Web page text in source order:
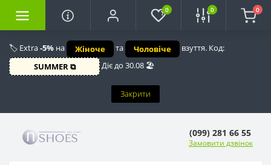
🏷️ Extra-5% на Жіноче та Чоловіче
взуття. Код:
SUMMER ⧉
Діє до 30.08 🏖️
Закрити
0 0 0
(099) 281 66 55
Замовити дзвінок